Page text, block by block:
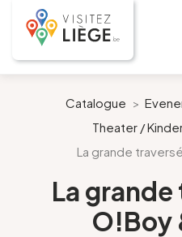
Bereid mijn verblijf voor
Onze suggesties
Catalogue >
Theater /
La grande
La grande
O!Boy